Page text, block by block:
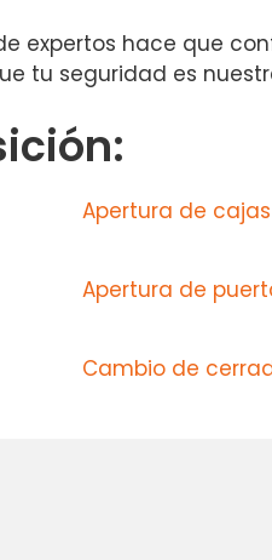
expertos hace que
tu seguridad es
Apertura de
Apertura de
Cambio de